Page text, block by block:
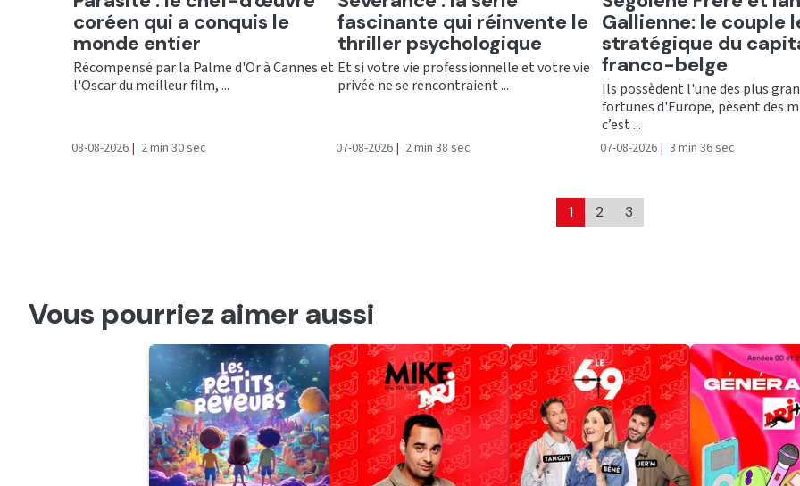
coréen qui a conquis le
monde entier
Récompensé par la Palme d'Or à Cannes et
l'Oscar du meilleur film, ...
08-08-2026 | 2 min 30 sec
fascinante qui réinvente le
thriller psychologique
Et si votre vie professionnelle et votre vie
privée ne se rencontraient ...
07-08-2026 | 2 min 38 sec
Gallienne: le couple
stratégique du
franco-belge
Ils possèdent l'une des plus
fortunes d'Europe, pèsent des
c’est ...
07-08-2026 | 3 min 36 sec
1 2 3
Vous pourriez aimer aussi